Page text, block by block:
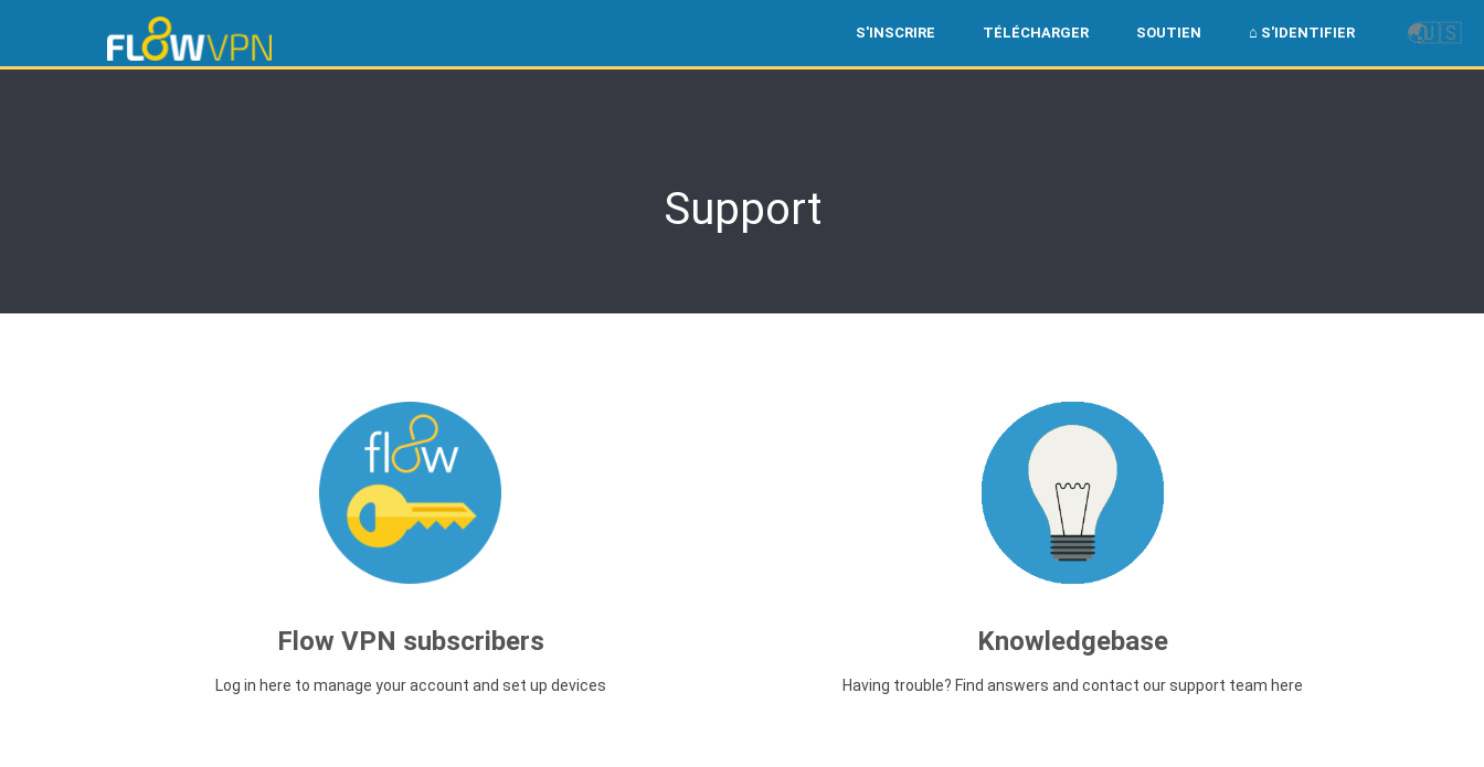
🌏🇺🇸
S'INSCRIRE TÉLÉCHARGER SOUTIEN ⌂ S'IDENTIFIER
Support
Flow VPN subscribers
Log in here to manage your account and set up devices
Knowledgebase
Having trouble? Find answers and contact our support team here